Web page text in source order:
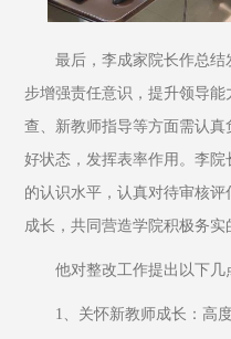
最后，李成家院长作总
步增强责任意识，提升领导
查、新教师指导等方面需认
好状态，发挥表率作用。李
的认识水平，认真对待审核
成长，共同营造学院积极务实
他对整改工作提出以下几
1、关怀新教师成长：高